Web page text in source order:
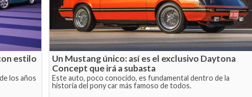
estilo
los años
Un Mustang único: así es el exclusivo Daytona
Concept que irá a subasta
Este auto, poco conocido, es fundamental dentro de la
historia del pony car más famoso de todos.